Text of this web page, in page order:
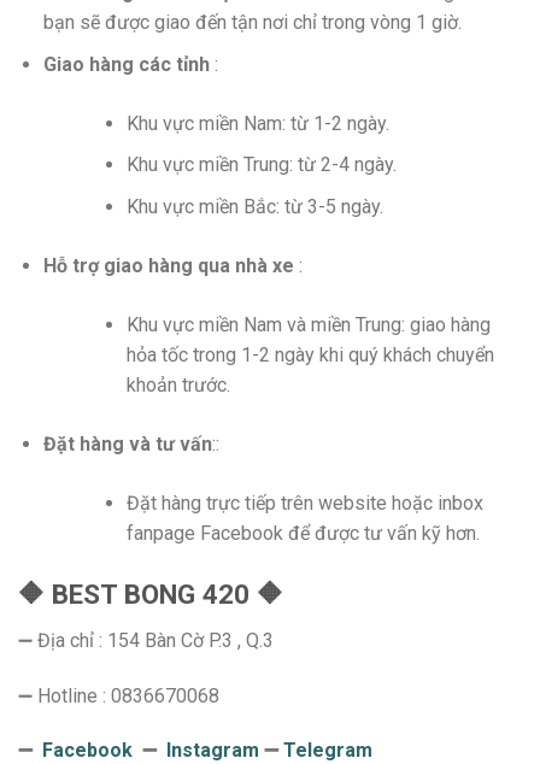
bạn sẽ được giao đến tận nơi chỉ trong vòng 1 giờ.
Giao hàng các tỉnh :
Khu vực miền Nam: từ 1-2 ngày.
Khu vực miền Trung: từ 2-4 ngày.
Khu vực miền Bắc: từ 3-5 ngày.
Hỗ trợ giao hàng qua nhà xe :
Khu vực miền Nam và miền Trung: giao hàng
hỏa tốc trong 1-2 ngày khi quý khách chuyển
khoản trước.
Đặt hàng và tư vấn::
Đặt hàng trực tiếp trên website hoặc inbox
fanpage Facebook để được tư vấn kỹ hơn.
🔶 BEST BONG 420 🔶
➖ Địa chỉ : 154 Bàn Cờ P.3 , Q.3
➖ Hotline : 0836670068
➖ Facebook ➖ Instagram ➖Telegram